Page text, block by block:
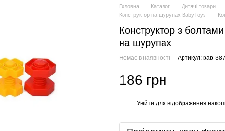
Головна Каталог Дитячі товари
Конструктор на шурупах BabyToys
Конструктор з
на шурупах
Немає в наявності Артикул: bab-
186 грн
Увійти для відображення